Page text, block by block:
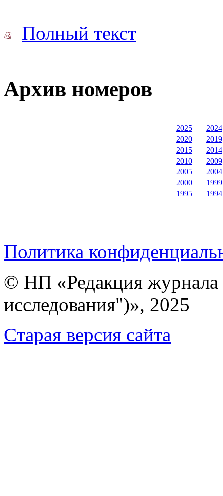
Полный текст
Архив номеров
2025
2024
2020
2019
2015
2014
2010
2009
2005
2004
2000
1999
1995
1994
Политика
© НП «Редакция
исследования")», 2025
Cтарая версия сайта